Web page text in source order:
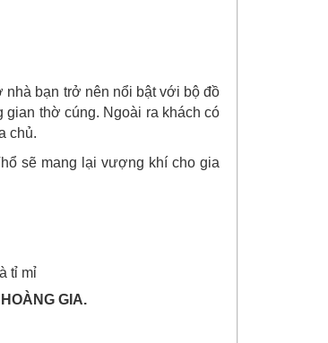
nhà bạn trở nên nổi bật với bộ đồ
gian thờ cúng. Ngoài ra khách có
chủ.
sẽ mang lại vượng khí cho gia
tỉ mỉ
GIA.